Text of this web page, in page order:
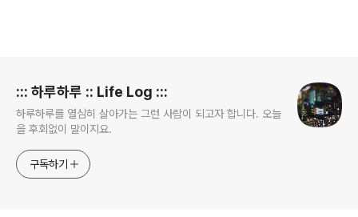
::: 하루하루 :: Life Log :::
하루하루를 열심히 살아가는 그런 사람이 되고자 합니다. 오늘
을 후회없이 말이지요.
구독하기